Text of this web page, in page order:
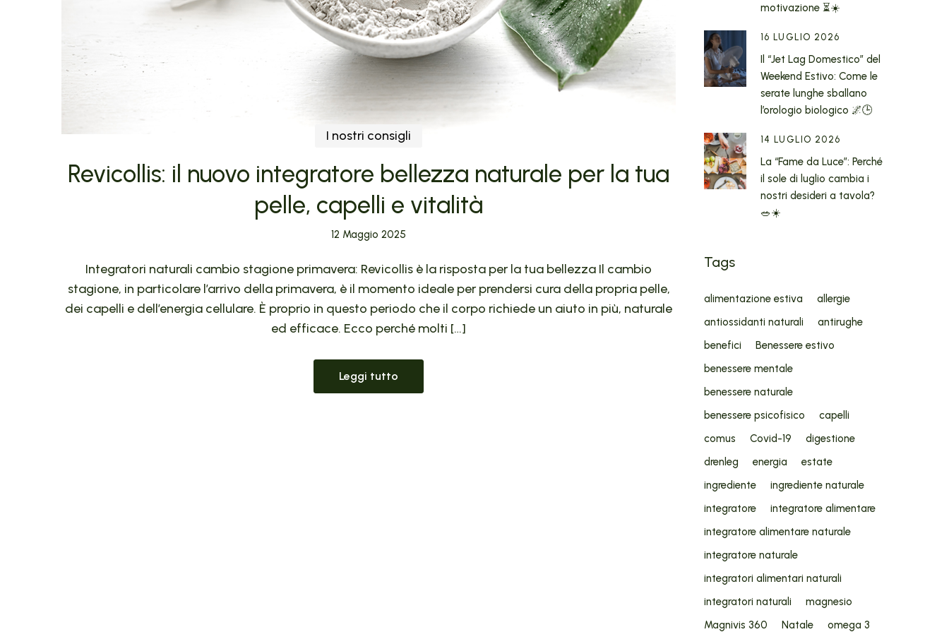
I nostri consigli
Revicollis: il nuovo integratore bellezza naturale per la tua
pelle, capelli e vitalità
12 Maggio 2025
Integratori naturali cambio stagione primavera: Revicollis è la risposta per la tua bellezza Il cambio
stagione, in particolare l’arrivo della primavera, è il momento ideale per prendersi cura della propria pelle,
dei capelli e dell’energia cellulare. È proprio in questo periodo che il corpo richiede un aiuto in più, naturale
ed efficace. Ecco perché molti […]
Leggi tutto
motivazione ⏳☀️
16 LUGLIO 2026
Il “Jet Lag Domestico” del
Weekend Estivo: Come le
serate lunghe sballano
l’orologio biologico 🌌🕒
14 LUGLIO 2026
La “Fame da Luce”: Perché
il sole di luglio cambia i
nostri desideri a tavola?
🥗☀️
Tags
alimentazione estiva
allergie
antiossidanti naturali
antirughe
benefici
Benessere estivo
benessere mentale
benessere naturale
benessere psicofisico
capelli
comus
Covid-19
digestione
drenleg
energia
estate
ingrediente
ingrediente naturale
integratore
integratore alimentare
integratore alimentare naturale
integratore naturale
integratori alimentari naturali
integratori naturali
magnesio
Magnivis 360
Natale
omega 3